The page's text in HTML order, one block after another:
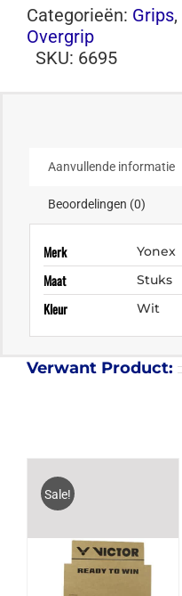
Categorieën: Grips,
Overgrip
SKU: 6695
Aanvullende informatie
Beoordelingen (0)
Merk Yonex
Maat Stuks
Kleur Wit
Verwant Product:
Sale!